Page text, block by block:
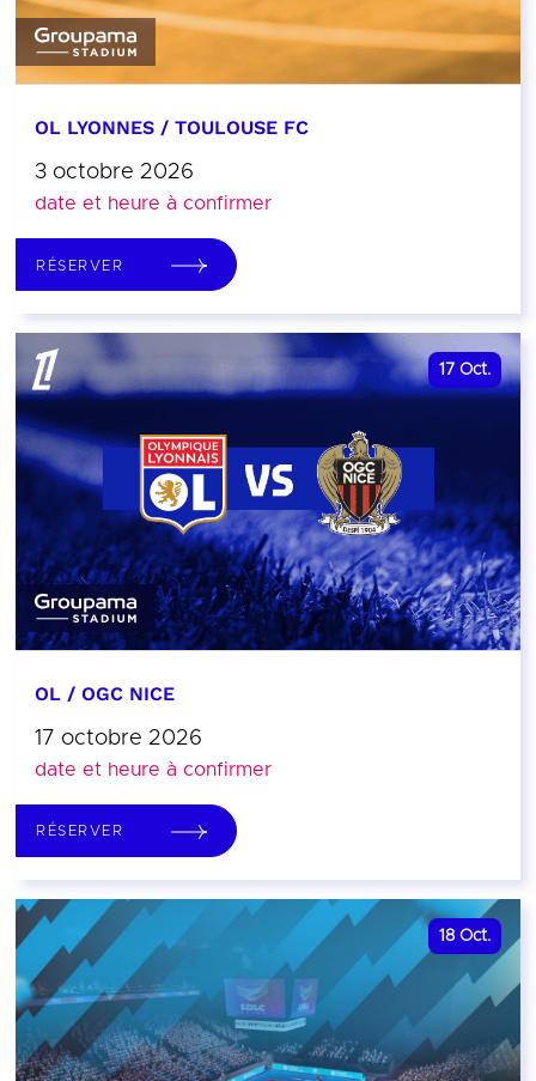
OL LYONNES / TOULOUSE FC
3 octobre 2026
date et heure à confirmer
RÉSERVER
17 Oct.
OL / OGC NICE
17 octobre 2026
date et heure à confirmer
RÉSERVER
18 Oct.